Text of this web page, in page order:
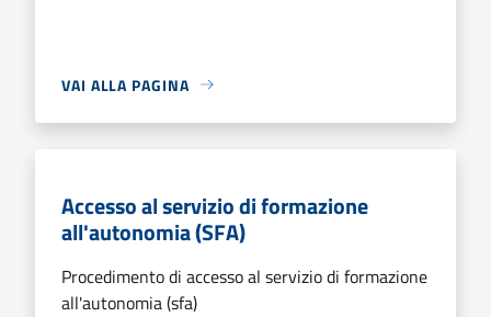
VAI ALLA PAGINA
Accesso al servizio di formazione
all'autonomia (SFA)
Procedimento di accesso al servizio di formazione
all'autonomia (sfa)